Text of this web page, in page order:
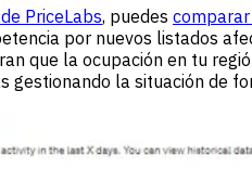
PriceLabs, puedes
por nuevos listados
que la ocupación en tu
gestionando la situación de